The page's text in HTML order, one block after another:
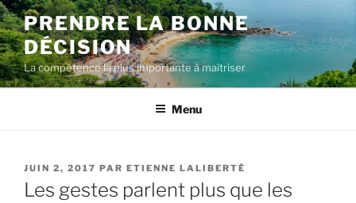
Aller
au
contenu
PRENDRE LA BONNE
DÉCISION
La compétence la plus importante à maîtriser
Menu
PUBLIÉ
LE
JUIN 2, 2017 PAR ETIENNE LALIBERTÉ
Les gestes parlent plus que les